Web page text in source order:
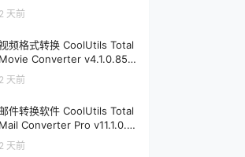
| 软件个锤子 | R1912
2 天前
频格式转换 CoolUtils Total
Movie Converter v4.1.0.85 |
软件个锤子 | R1896
2 天前
邮件转换软件 CoolUtils Total
Mail Converter Pro v11.1.0.7
97 | 软件个锤子 | R4232
2 天前